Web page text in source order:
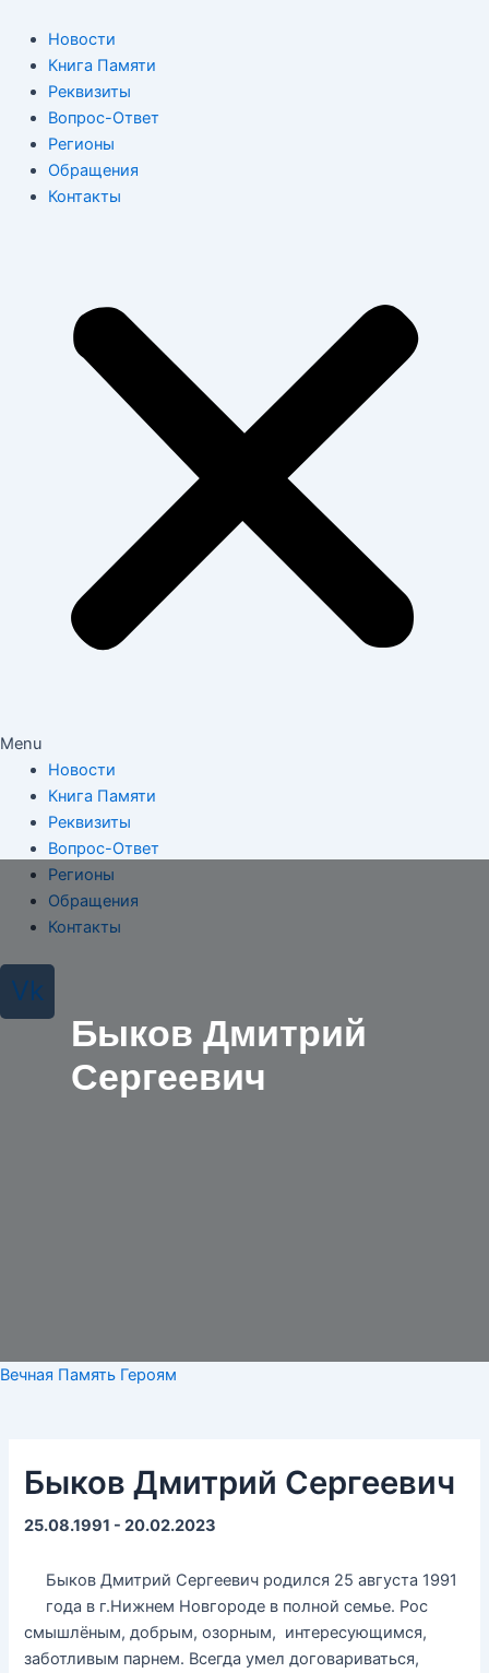
содержимому
Новости
Книга Памяти
Реквизиты
Вопрос-Ответ
Регионы
Обращения
Контакты
Menu
Новости
Книга Памяти
Реквизиты
Вопрос-Ответ
Регионы
Обращения
Контакты
Vk
Быков Дмитрий
Сергеевич
Вечная Память Героям
Быков Дмитрий Сергеевич
25.08.1991 - 20.02.2023
Быков Дмитрий Сергеевич родился 25 августа 1991
года в г.Нижнем Новгороде в полной семье. Рос
смышлёным, добрым, озорным, интересующимся,
заботливым парнем. Всегда умел договариваться,